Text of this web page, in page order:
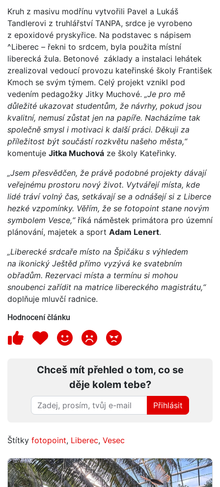
Kruh z masivu modřínu vytvořili Pavel a Lukáš
Tandlerovi z truhlářství TANPA, srdce je vyrobeno
z epoxidové pryskyřice. Na podstavec s nápisem
^Liberec – řekni to srdcem, byla použita místní
liberecká žula. Betonové základy a instalaci lehátek
zrealizoval vedoucí provozu kateřinské školy František
Kmoch se svým týmem. Celý projekt vznikl pod
vedením pedagožky Jitky Muchové. „Je pro mě
důležité ukazovat studentům, že návrhy, pokud jsou
kvalitní, nemusí zůstat jen na papíře. Nacházíme tak
společně smysl i motivaci k další práci. Děkuji za
příležitost být součástí rozkvětu našeho města,“
komentuje Jitka Muchová ze školy Kateřinky.
„Jsem přesvědčen, že právě podobné projekty dávají
veřejnému prostoru nový život. Vytvářejí místa, kde
lidé tráví volný čas, setkávají se a odnášejí si z Liberce
hezké vzpomínky. Věřím, že se fotopoint stane novým
symbolem Vesce,“říká náměstek primátora pro územní
plánování, majetek a sport Adam Lenert.
„Liberecké srdcaře místo na Špičáku s výhledem
na ikonický Ještěd přímo vyzývá ke svatebním
obřadům. Rezervaci místa a termínu si mohou
snoubenci zařídit na matrice libereckého magistrátu,“
doplňuje mluvčí radnice.
Hodnocení článku
Chceš mít přehled o tom, co se
děje kolem tebe?
Přihlásit
Štítky fotopoint, Liberec, Vesec